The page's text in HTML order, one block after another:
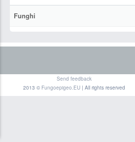
Funghi
Send feedback
2013 © Fungoepigeo.EU| All rights reserved